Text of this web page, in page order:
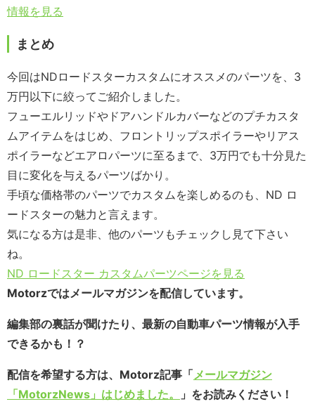
情報を見る
まとめ
今回はNDロードスターカスタムにオススメのパーツを、3
万円以下に絞ってご紹介しました。
フューエルリッドやドアハンドルカバーなどのプチカスタ
ムアイテムをはじめ、フロントリップスポイラーやリアス
ポイラーなどエアロパーツに至るまで、3万円でも十分見た
目に変化を与えるパーツばかり。
手頃な価格帯のパーツでカスタムを楽しめるのも、ND ロ
ードスターの魅力と言えます。
気になる方は是非、他のパーツもチェックし見て下さい
ね。
ND ロードスター カスタムパーツページを見る
Motorzではメールマガジンを配信しています。
編集部の裏話が聞けたり、最新の自動車パーツ情報が入手
できるかも！？
配信を希望する方は、Motorz記事「メールマガジン
「MotorzNews」はじめました。
」をお読みください！